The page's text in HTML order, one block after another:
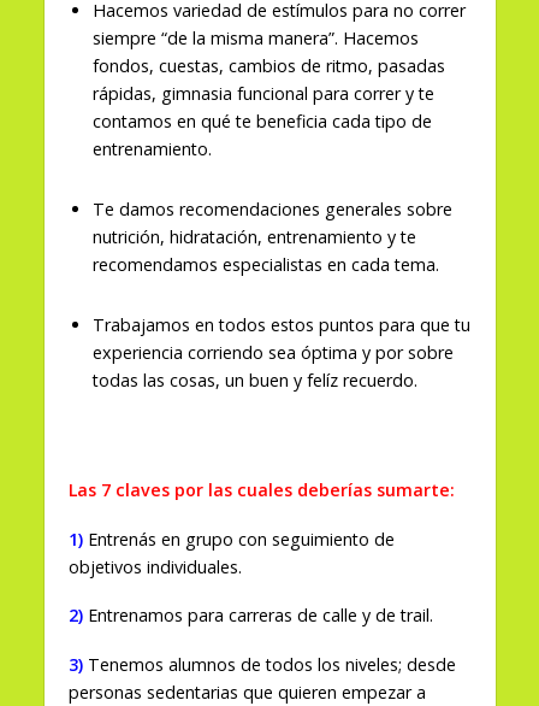
Hacemos variedad de estímulos para no correr
siempre “de la misma manera”. Hacemos
fondos, cuestas, cambios de ritmo, pasadas
rápidas, gimnasia funcional para correr y te
contamos en qué te beneficia cada tipo de
entrenamiento.
Te damos recomendaciones generales sobre
nutrición, hidratación, entrenamiento y te
recomendamos especialistas en cada tema.
Trabajamos en todos estos puntos para que tu
experiencia corriendo sea óptima y por sobre
todas las cosas, un buen y felíz recuerdo.
Las 7 claves por las cuales deberías sumarte:
1)Entrenás en grupo con seguimiento de
objetivos individuales.
2) Entrenamos para carreras de calle y de trail.
3)Tenemos alumnos de todos los niveles; desde
personas sedentarias que quieren empezar a